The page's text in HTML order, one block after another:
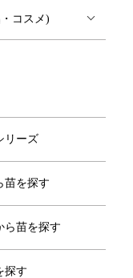
コスメ)
ーズ
苗を探す
ら苗を探す
探す